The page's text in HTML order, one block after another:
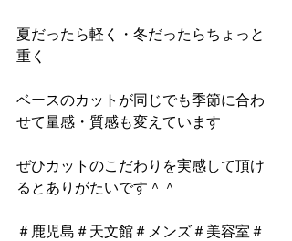
夏だったら軽く・冬だったらちょっと
重く
ベースのカットが同じでも季節に合わ
せて量感・質感も変えています
ぜひカットのこだわりを実感して頂け
るとありがたいです＾＾
＃鹿児島＃天文館＃メンズ＃美容室＃